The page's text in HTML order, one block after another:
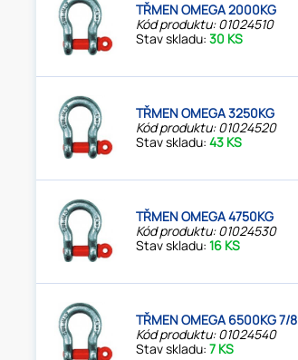
TŘMEN OMEGA 2000KG
Kód produktu: 01024510
Stav skladu:30 KS
TŘMEN OMEGA 3250KG
Kód produktu: 01024520
Stav skladu:43 KS
TŘMEN OMEGA 4750KG
Kód produktu: 01024530
Stav skladu:16 KS
TŘMEN OMEGA 6500KG 7/8
Kód produktu: 01024540
Stav skladu:7 KS